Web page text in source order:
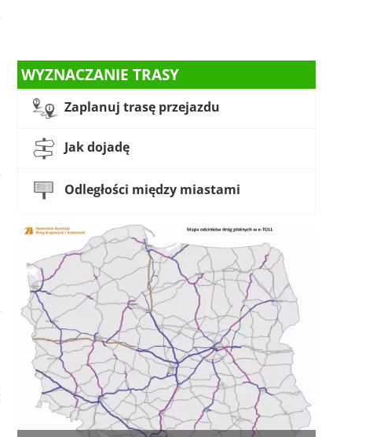
WYZNACZANIE TRASY
Zaplanuj trasę przejazdu
Jak dojadę
Odległości między miastami